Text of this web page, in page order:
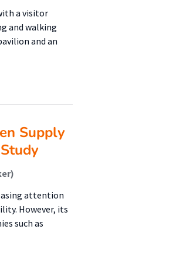
a visitor
and walking
and an
Supply
attention
However, its
such as